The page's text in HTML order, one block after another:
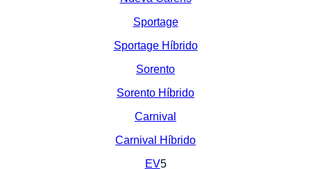
Sportage
Sportage Híbrido
Sorento
Sorento Híbrido
Carnival
Carnival Híbrido
EV5